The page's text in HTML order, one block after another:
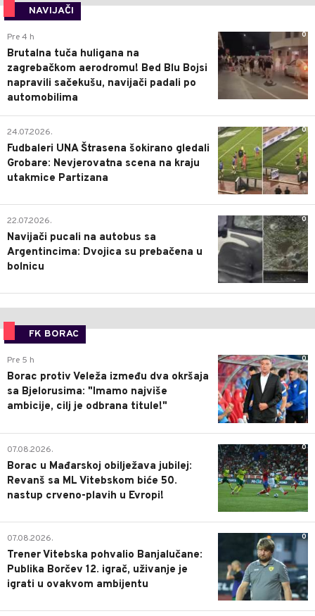
NAVIJAČI
0
Pre 4 h
Brutalna tuča huligana na
zagrebačkom aerodromu! Bed Blu Bojsi
napravili sačekušu, navijači padali po
automobilima
0
24.07.2026.
Fudbaleri UNA Štrasena šokirano gledali
Grobare: Nevjerovatna scena na kraju
utakmice Partizana
0
22.07.2026.
Navijači pucali na autobus sa
Argentincima: Dvojica su prebačena u
bolnicu
FK BORAC
0
Pre 5 h
Borac protiv Veleža između dva okršaja
sa Bjelorusima: "Imamo najviše
ambicije, cilj je odbrana titule!"
0
07.08.2026.
Borac u Mađarskoj obilježava jubilej:
Revanš sa ML Vitebskom biće 50.
nastup crveno-plavih u Evropi!
0
07.08.2026.
Trener Vitebska pohvalio Banjalučane:
Publika Borčev 12. igrač, uživanje je
igrati u ovakvom ambijentu